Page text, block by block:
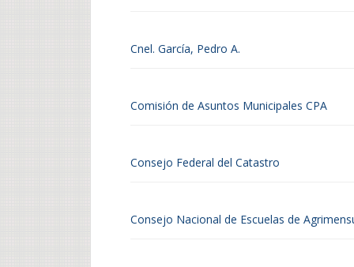
Cnel. García, Pedro A.
Comisión de Asuntos Municipales CPA
Consejo Federal del Catastro
Consejo Nacional de Escuelas de